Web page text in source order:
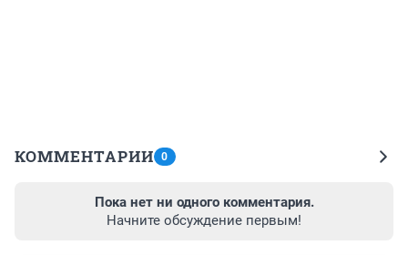
КОММЕНТАРИИ 0
Пока нет ни одного комментария.
Начните обсуждение первым!